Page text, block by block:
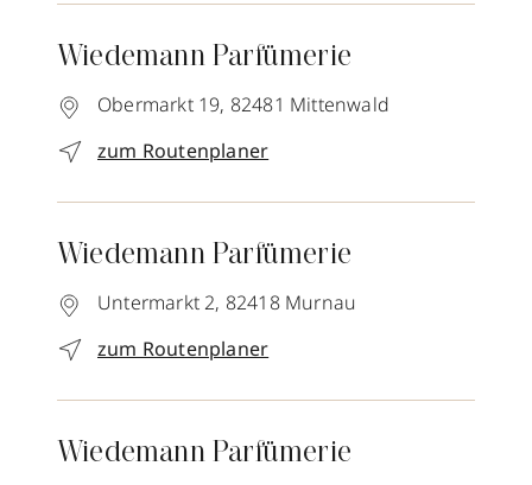
Wiedemann Parfümerie
Obermarkt 19, 82481 Mittenwald
zum Routenplaner
Wiedemann Parfümerie
Untermarkt 2, 82418 Murnau
zum Routenplaner
Wiedemann Parfümerie